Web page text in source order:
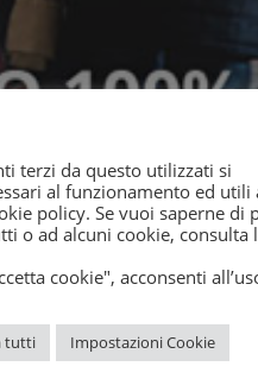
terzi da questo utilizzati si
al funzionamento ed utili
policy. Se vuoi saperne di
o ad alcuni cookie, consulta
cookie", acconsenti
tutti Impostazioni Cookie